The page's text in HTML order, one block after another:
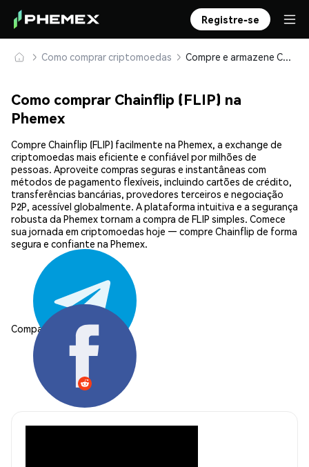
Registre-se
Como comprar criptomoedas Compre e armazene Chainflip (FLIP) com segurança
Como comprar Chainflip (FLIP) na
Phemex
Compre Chainflip (FLIP) facilmente na Phemex, a exchange de
criptomoedas mais eficiente e confiável por milhões de
pessoas. Aproveite compras seguras e instantâneas com
métodos de pagamento flexíveis, incluindo cartões de crédito,
transferências bancárias, provedores terceiros e negociação
P2P, acessível globalmente. A plataforma intuitiva e a segurança
robusta da Phemex tornam a compra de FLIP simples. Comece
sua jornada em criptomoedas hoje — compre Chainflip de forma
segura e confiante na Phemex.
Compartilhar: